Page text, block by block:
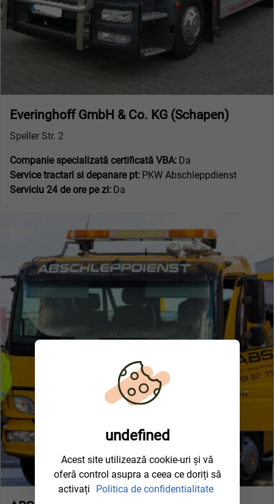
Everinghoff GmbH & Co. KG (Schapen)
Speller Str. 2
Companie specializată certificată VBA: Da
Service tractari si depanare pt: PKW Abschleppdienst
Serviciu 24 de ore pe zi: Da
undefined
Acest site utilizează cookie-uri și vă
oferă control asupra a ceea ce doriți să
activați
Politica de confidentialitate